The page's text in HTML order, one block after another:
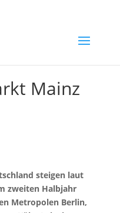
Mainz
steigen laut
zweiten Halbjahr
Metropolen Berlin,